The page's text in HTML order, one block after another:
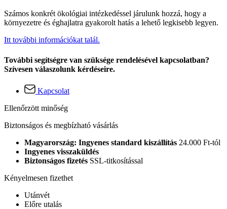
Számos konkrét ökológiai intézkedéssel járulunk hozzá, hogy a
környezetre és éghajlatra gyakorolt hatás a lehető legkisebb legyen.
Itt további információkat talál.
További segítségre van szüksége rendelésével kapcsolatban?
Szívesen válaszolunk kérdéseire.
Kapcsolat
Ellenőrzött minőség
Biztonságos és megbízható vásárlás
Magyarország: Ingyenes standard kiszállítás 24.000 Ft-tól
Ingyenes visszaküldés
Biztonságos fizetés SSL-titkosítással
Kényelmesen fizethet
Utánvét
Előre utalás